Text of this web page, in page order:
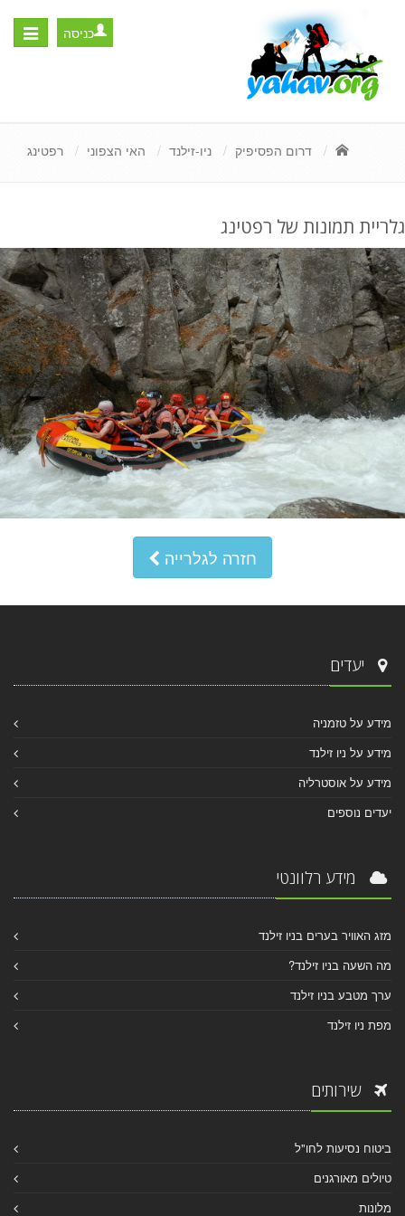
Toggle
כניסה
דרום הפסיפיק ניו-זילנד האי הצפוני רפטינג
גלריית תמונות של רפטינג
חזרה לגלרייה
יעדים
מידע על טזמניה
מידע על ניו זילנד
מידע על אוסטרליה
יעדים נוספים
מידע רלוונטי
מזג האוויר בערים בניו זילנד
מה השעה בניו זילנד?
ערך מטבע בניו זילנד
מפת ניו זילנד
שירותים
ביטוח נסיעות לחו"ל
טיולים מאורגנים
מלונות